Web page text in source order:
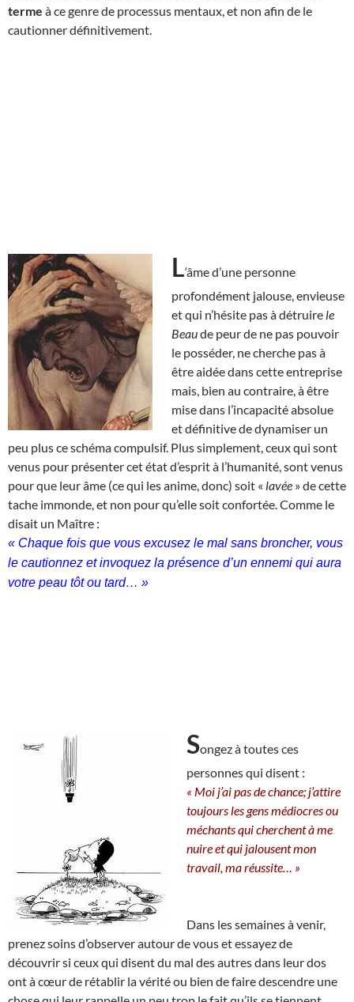
terme à ce genre de processus mentaux, et non afin de le
cautionner définitivement.
L‘âme d’une personne
profondément jalouse, envieuse
et qui n’hésite pas à détruire le
Beaude peur de ne pas pouvoir
le posséder, ne cherche pas à
être aidée dans cette entreprise
mais, bien au contraire, à être
mise dans l’incapacité absolue
et définitive de dynamiser un
peu plus ce schéma compulsif. Plus simplement, ceux qui sont
venus pour présenter cet état d’esprit à l’humanité, sont venus
pour que leur âme (ce qui les anime, donc) soit « lavée » de cette
tache immonde, et non pour qu’elle soit confortée. Comme le
disait un Maître :
« Chaque fois que vous excusez le mal sans broncher, vous
le cautionnez et invoquez la présence d’un ennemi qui aura
votre peau tôt ou tard… »
Songez à toutes ces
personnes qui disent :
« Moi j’ai pas de chance; j’attire
toujours les gens médiocres ou
méchants qui cherchent à me
nuire et qui jalousent mon
travail, ma réussite… »
Dans les semaines à venir,
prenez soins d’observer autour de vous et essayez de
découvrir si ceux qui disent du mal des autres dans leur dos
ont à cœur de rétablir la vérité ou bien de faire descendre une